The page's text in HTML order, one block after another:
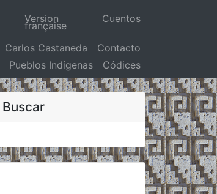
Version
française
Cuentos
Carlos Castaneda
Contacto
Pueblos Indígenas Códices
Buscar